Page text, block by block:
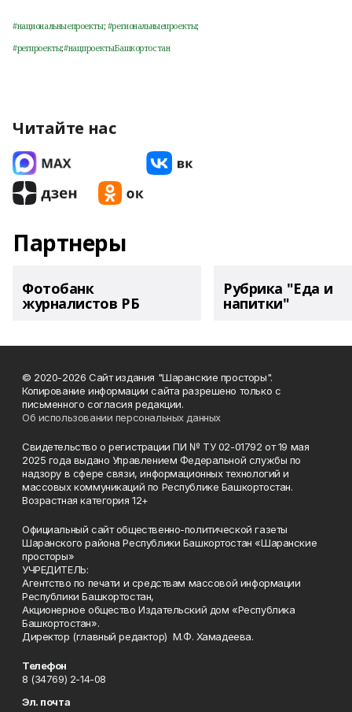
#национальныепроекты; #региональныепроекты;
#регпроекты;#нацпроектыБашкортостан
Читайте нас
Партнеры
Фотобанк
журналистов РБ
Рубрика "Еда и
напитки"
© 2020-2026 Сайт издания "Шаранские просторы".
Копирование информации сайта разрешено только с
письменного согласия редакции.
Об использовании персональных данных
Свидетельство о регистрации ПИ № ТУ 02-01792 от 19 мая
2025 года выдано Управлением Федеральной службы по
надзору в сфере связи, информационных технологий и
массовых коммуникаций по Республике Башкортостан.
Возрастная категория 12+
Официальный сайт общественно-политической газеты
Шаранского района Республики Башкортостан «Шаранские
просторы»
УЧРЕДИТЕЛЬ:
Агентство по печати и средствам массовой информации
Республики Башкортостан,
Акционерное общество Издательский дом «Республика
Башкортостан».
Директор (главный редактор) М.Ф. Хамадеева.
Телефон
8 (34769) 2-14-08
Эл. почта